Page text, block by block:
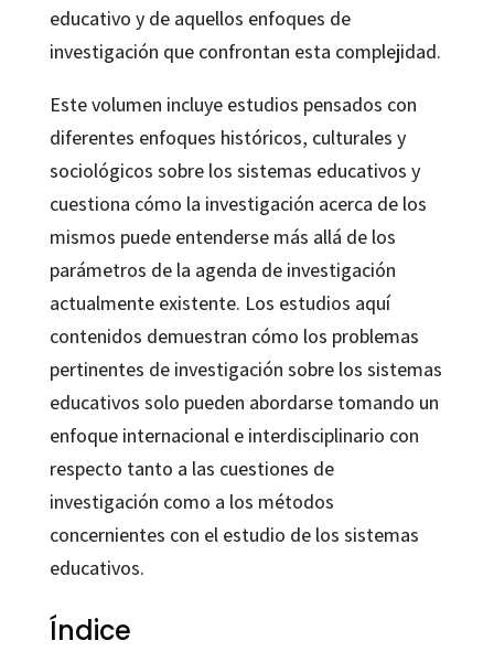
educativo y de aquellos enfoques de
investigación que confrontan esta complejidad.
Este volumen incluye estudios pensados con
diferentes enfoques históricos, culturales y
sociológicos sobre los sistemas educativos y
cuestiona cómo la investigación acerca de los
mismos puede entenderse más allá de los
parámetros de la agenda de investigación
actualmente existente. Los estudios aquí
contenidos demuestran cómo los problemas
pertinentes de investigación sobre los sistemas
educativos solo pueden abordarse tomando un
enfoque internacional e interdisciplinario con
respecto tanto a las cuestiones de
investigación como a los métodos
concernientes con el estudio de los sistemas
educativos.
Índice